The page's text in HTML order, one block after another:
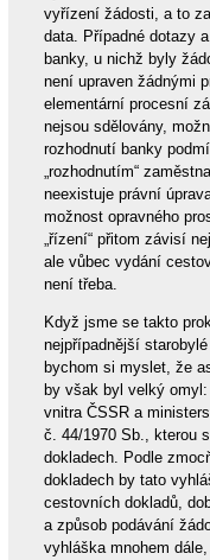
vyřízení žádosti, a to
data. Případné dotazy
banky, u nichž byly
není upraven žádnými
elementární procesní
nejsou sdělovány,
rozhodnutí banky
„rozhodnutím“
neexistuje právní
možnost opravného
„řízení“ přitom závisí
ale vůbec vydání
není třeba.
Když jsme se takto
nejpřípadnější
bychom si myslet, že
by však byl velký
vnitra ČSSR a
č. 44/1970 Sb., kterou
dokladech. Podle
dokladech by tato
cestovních dokladů,
a způsob podávání
vyhláška mnohem